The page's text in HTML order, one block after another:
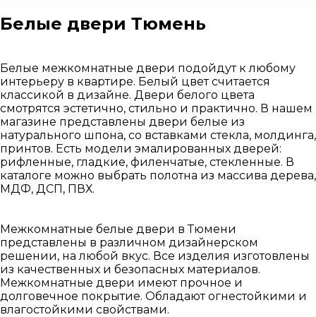
Белые двери Тюмень
Белые межкомнатные двери подойдут к любому
интерьеру в квартире. Белый цвет считается
классикой в дизайне. Двери белого цвета
смотрятся эстетично, стильно и практично. В нашем
магазине представлены двери белые из
натурального шпона, со вставками стекла, молдинга,
принтов. Есть модели эмалированных дверей:
рифленные, гладкие, филенчатые, стекленные. В
каталоге можно выбрать полотна из массива дерева,
МДФ, ДСП, ПВХ.
Межкомнатные белые двери в Тюмени
представлены в различном дизайнерском
решении, на любой вкус. Все изделия изготовлены
из качественных и безопасных материалов.
Межкомнатные двери имеют прочное и
долговечное покрытие. Обладают огнестойкими и
влагостойкими свойствами.